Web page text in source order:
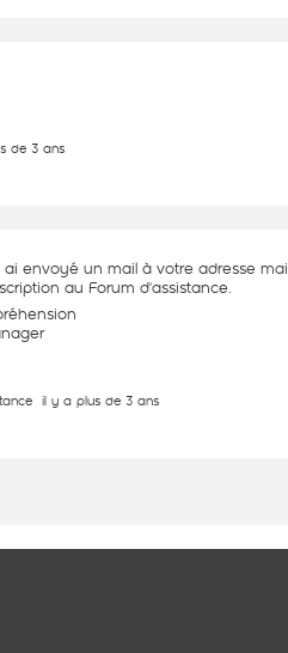
de 3 ans
ai envoyé un mail à votre adresse
au Forum d'assistance.
il y a plus de 3 ans